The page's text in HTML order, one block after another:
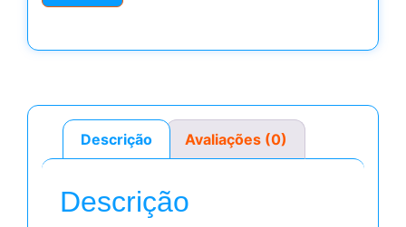
Descrição Avaliações (0)
Descrição